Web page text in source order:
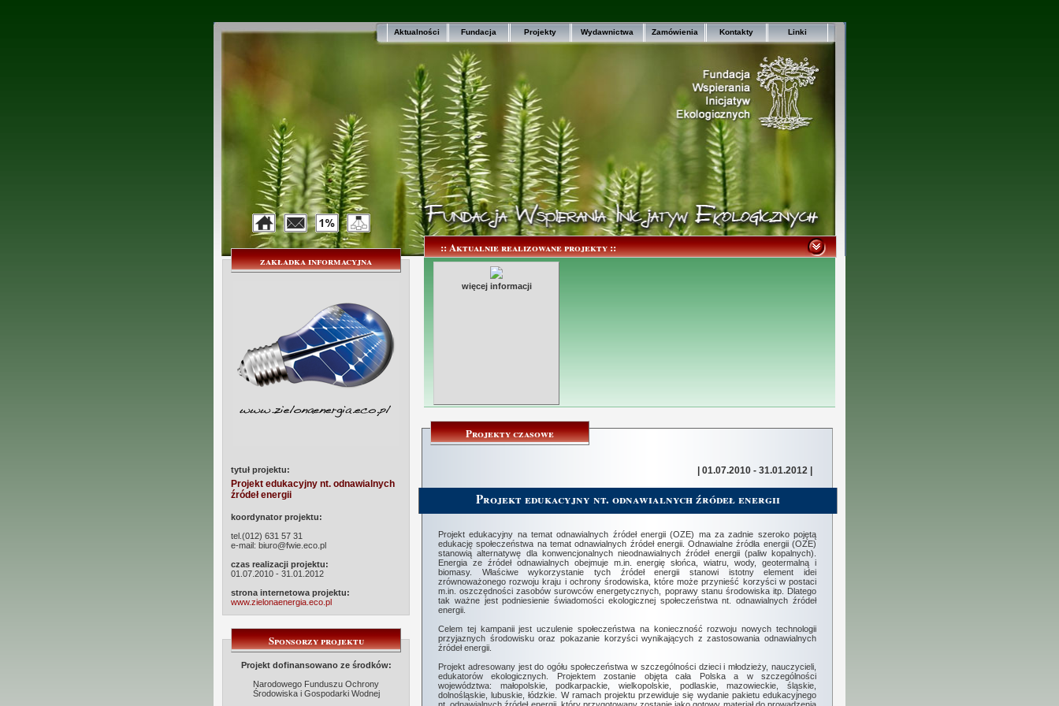
Aktualności Fundacja Projekty Wydawnictwa Zamówienia Kontakty Linki
zakładka informacyjna
tytuł projektu:
Projekt edukacyjny nt. odnawialnych
źródeł energii
koordynator projektu:
tel.(012) 631 57 31
e-mail: biuro@fwie.eco.pl
czas realizacji projektu:
01.07.2010 - 31.01.2012
strona internetowa projektu:
www.zielonaenergia.eco.pl
Sponsorzy projektu
Projekt dofinansowano ze środków:
Narodowego Funduszu Ochrony
Środowiska i Gospodarki Wodnej
:: Aktualnie realizowane projekty ::
więcej informacji
Projekty czasowe
| 01.07.2010 - 31.01.2012 |
Projekt edukacyjny nt. odnawialnych źródeł energii
Projekt edukacyjny na temat odnawialnych źródeł energii (OZE) ma za zadnie szeroko pojętą
edukację społeczeństwa na temat odnawialnych źródeł energii. Odnawialne źródła energii (OZE)
stanowią alternatywę dla konwencjonalnych nieodnawialnych źródeł energii (paliw kopalnych).
Energia ze źródeł odnawialnych obejmuje m.in. energię słońca, wiatru, wody, geotermalną i
biomasy. Właściwe wykorzystanie tych źródeł energii stanowi istotny element idei
zrównoważonego rozwoju kraju i ochrony środowiska, które może przynieść korzyści w postaci
m.in. oszczędności zasobów surowców energetycznych, poprawy stanu środowiska itp. Dlatego
tak ważne jest podniesienie świadomości ekologicznej społeczeństwa nt. odnawialnych źródeł
energii.
Celem tej kampanii jest uczulenie społeczeństwa na konieczność rozwoju nowych technologii
przyjaznych środowisku oraz pokazanie korzyści wynikających z zastosowania odnawialnych
źródeł energii.
Projekt adresowany jest do ogółu społeczeństwa w szczególności dzieci i młodzieży, nauczycieli,
edukatorów ekologicznych. Projektem zostanie objęta cała Polska a w szczególności
województwa: małopolskie, podkarpackie, wielkopolskie, podlaskie, mazowieckie, śląskie,
dolnośląskie, lubuskie, łódzkie. W ramach projektu przewiduje się wydanie pakietu edukacyjnego